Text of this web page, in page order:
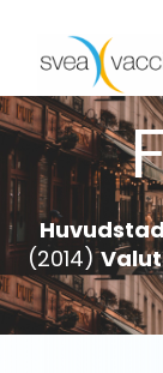
(2014)